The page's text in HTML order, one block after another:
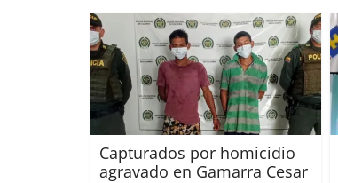
Capturados por homicidio
agravado en Gamarra Cesar